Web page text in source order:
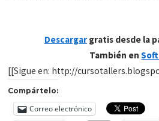
Descargargratis desde la
También en
[[Sigue en: http://
Compártelo:
Correo electrónico